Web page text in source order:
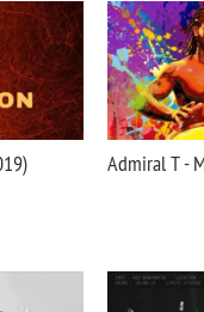
Admiral T -